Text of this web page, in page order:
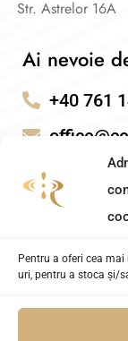
Pentru a oferi cea
uri, pentru a stoca și/
Str. Astrelor 16A
Ai nevoie
+40 761
Cerasela Rogen –